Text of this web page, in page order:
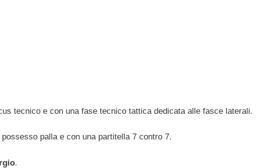
tecnico e con una fase tecnico tattica dedicata alle fasce laterali.
palla e con una partitella 7 contro 7.
.